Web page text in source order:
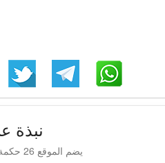
نبذة
يضم الموقع 26 حكمة واقتباسًا منسوبة إلى أيمن العتوم